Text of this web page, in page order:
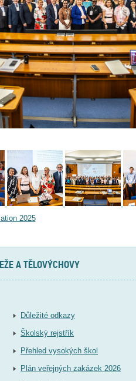
2025
A TĚLOVÝCHOVY
Důležité odkazy
Školský rejstřík
Přehled vysokých škol
Plán veřejných zakázek 2026